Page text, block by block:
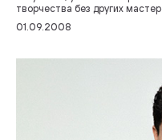
творчества без других
01.09.2008